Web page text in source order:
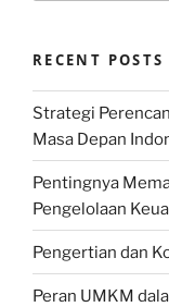
RECENT POSTS
Strategi
Masa Depan
Pentingnya
Pengelolaan
Pengertian dan
Peran UMKM